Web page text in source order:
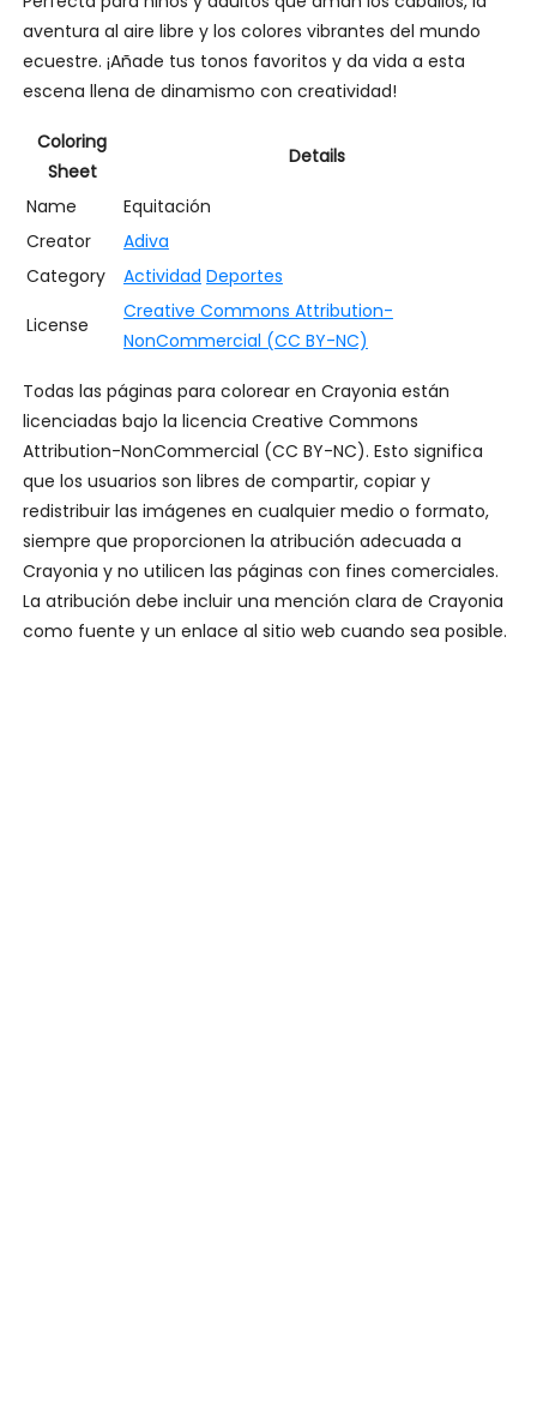
aventura al aire libre y los colores vibrantes del mundo
ecuestre. ¡Añade tus tonos favoritos y da vida a esta
escena llena de dinamismo con creatividad!
Coloring
Sheet
Details
Name
Equitación
Creator
Adiva
Category
Actividad Deportes
License
Creative Commons Attribution-
NonCommercial (CC BY-NC)
Todas las páginas para colorear en Crayonia están
licenciadas bajo la licencia Creative Commons
Attribution-NonCommercial (CC BY-NC). Esto significa
que los usuarios son libres de compartir, copiar y
redistribuir las imágenes en cualquier medio o formato,
siempre que proporcionen la atribución adecuada a
Crayonia y no utilicen las páginas con fines comerciales.
La atribución debe incluir una mención clara de Crayonia
como fuente y un enlace al sitio web cuando sea posible.